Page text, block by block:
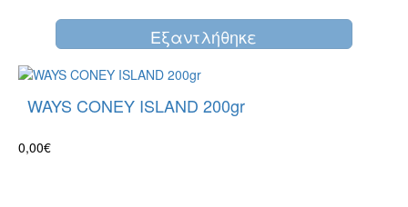
Eξαντλήθηκε
WAYS CONEY ISLAND 200gr
0,00€